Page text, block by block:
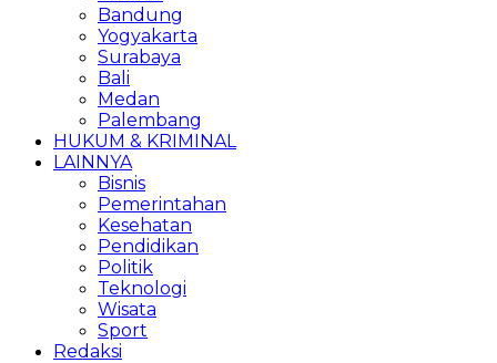
Bandung
Yogyakarta
Surabaya
Bali
Medan
Palembang
HUKUM & KRIMINAL
LAINNYA
Bisnis
Pemerintahan
Kesehatan
Pendidikan
Politik
Teknologi
Wisata
Sport
Redaksi